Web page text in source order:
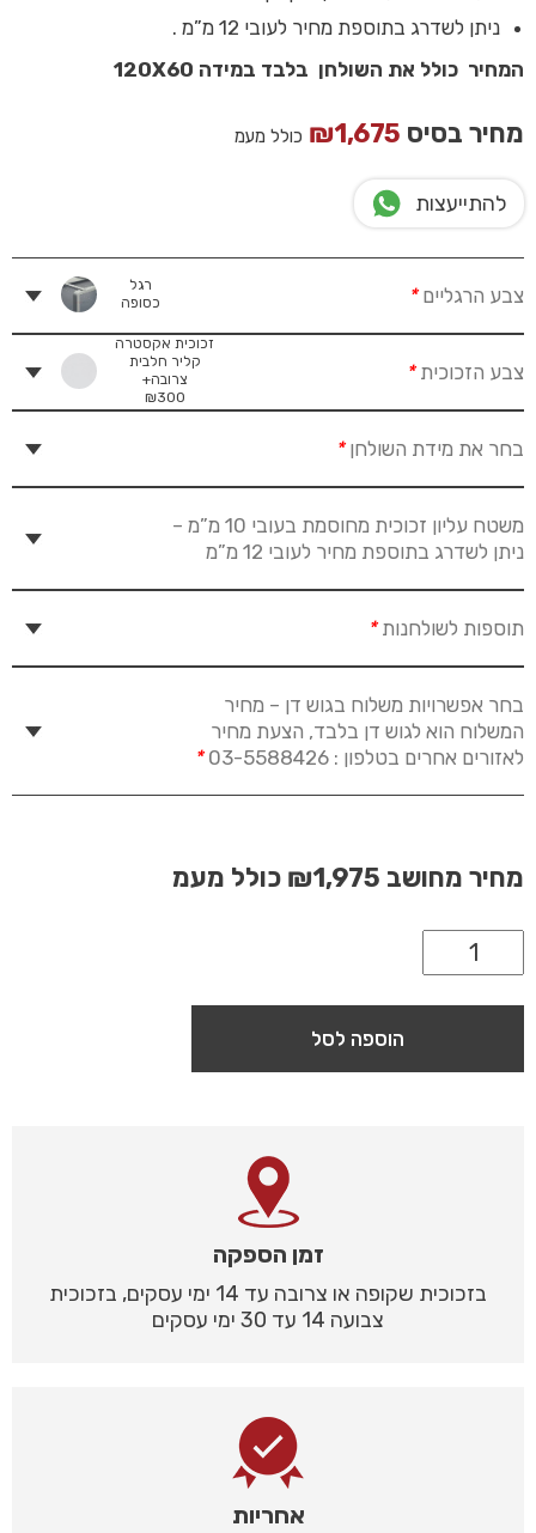
ניתן לשדרג בתוספת מחיר לעובי 12 מ”מ .
המחיר כולל את השולחן בלבד במידה 120X60
מחיר בסיס ₪1,675 כולל מעמ
להתייעצות
צבע הרגליים*
רגל
כסופה
צבע הזכוכית*
זכוכית אקסטרה
קליר חלבית
צרובה+
₪300
בחר את מידת השולחן*
משטח עליון זכוכית מחוסמת בעובי 10 מ”מ –
ניתן לשדרג בתוספת מחיר לעובי 12 מ”מ
תוספות לשולחנות*
בחר אפשרויות משלוח בגוש דן – מחיר
המשלוח הוא לגוש דן בלבד, הצעת מחיר
לאזורים אחרים בטלפון : 03-5588426
*
מחיר מחושב ₪1,975 כולל מעמ
הוספה לסל
זמן הספקה
בזכוכית שקופה או צרובה עד 14 ימי עסקים, בזכוכית
צבועה 14 עד 30 ימי עסקים
אחריות